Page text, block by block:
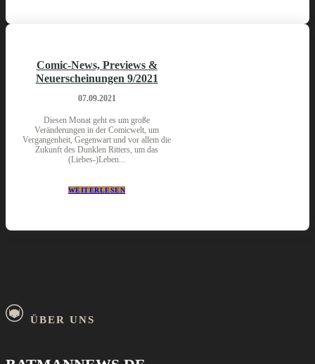
Comic-News, Previews &
Neuerscheinungen 9/2021
07.09.2021
Diesen Monat geht es um große
Veränderungen in der Comicwelt, um
Vergangenheit, Gegenwart und vor allem die
Zukunft des Dunklen Ritters, um das
(Liebes-)Leben...
WEITERLESEN
ÜBER UNS